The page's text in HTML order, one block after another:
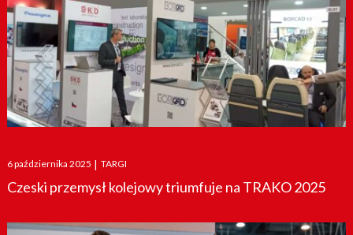
Posted
on
6 października 2025 | TARGI
Czeski przemysł kolejowy triumfuje na TRAKO 2025